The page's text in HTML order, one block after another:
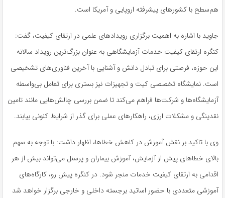
هم‌سطح با کشورهای پیشرفته اروپایی و آمریکا است.
جاوید با اشاره به اهمیت برگزاری رویدادهای علمی در ارتقای کیفیت، گفت:
کنگره ارتقای کیفیت خدمات آزمایشگاهی به عنوان بزرگ‌ترین رویداد سالانه
این حوزه، فرصتی برای تبادل دانش و آشنایی با آخرین فناوری‌های تشخیصی
است. نمایشگاه تخصصی کیت و تجهیزات نیز بستری برای تعامل بی‌واسطه
آزمایشگاه‌ها و شرکت‌ها فراهم می‌کند تا ضمن بررسی چالش‌هایی مانند تامین
نقدینگی و مشکلات ارزی، راهکارهای عملی برای گذر از شرایط کنونی بیابند.
وی با تاکید بر نقش آموزش در کاهش خطاها، اظهار داشت: با توجه به سهم
بالای خطاهای پیش از آزمایش، آموزش بیماران و پرسنل می‌تواند بیش از هر
اقدامی به ارتقای کیفیت خدمات منجر شود. در کنگره پیش رو، کارگاه‌های
آموزشی متعددی با حضور اساتید برجسته داخلی و خارجی برگزار خواهد شد